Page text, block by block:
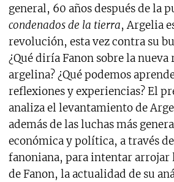
general, 60 años después de la
condenados de la tierra, Argelia
revolución, esta vez contra su
¿Qué diría Fanon sobre la
argelina? ¿Qué podemos
reflexiones y experiencias? El
analiza el levantamiento de
además de las luchas más
económica y política, a través
fanoniana, para intentar arrojar
de Fanon, la actualidad de su